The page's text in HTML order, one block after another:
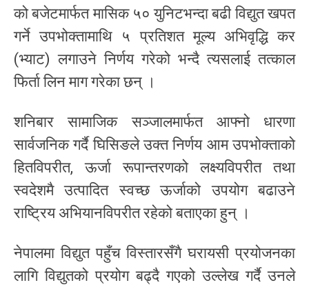
को बजेटमार्फत मासिक ५० युनिटभन्दा बढी विद्युत खपत
गर्ने उपभोक्तामाथि ५ प्रतिशत मूल्य अभिवृद्धि कर
(भ्याट) लगाउने निर्णय गरेको भन्दै त्यसलाई तत्काल
फिर्ता लिन माग गरेका छन् ।
शनिबार सामाजिक सञ्जालमार्फत आफ्नो धारणा
सार्वजनिक गर्दै घिसिङले उक्त निर्णय आम उपभोक्ताको
हितविपरीत, ऊर्जा रूपान्तरणको लक्ष्यविपरीत तथा
स्वदेशमै उत्पादित स्वच्छ ऊर्जाको उपयोग बढाउने
राष्ट्रिय अभियानविपरीत रहेको बताएका हुन् ।
नेपालमा विद्युत पहुँच विस्तारसँगै घरायसी प्रयोजनका
लागि विद्युतको प्रयोग बढ्दै गएको उल्लेख गर्दै उनले